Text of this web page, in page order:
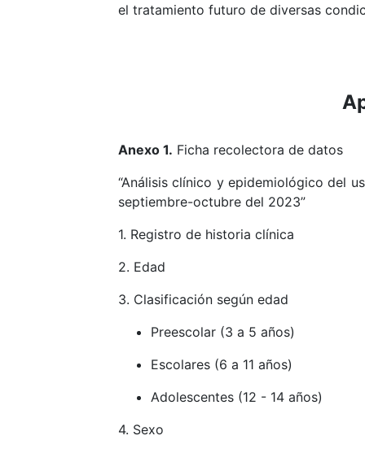
el tratamiento futuro de diversas
Anexo 1. Ficha recolectora de datos
“Análisis clínico y epidemiológico del
septiembre-octubre del 2023”
1. Registro de historia clínica
2. Edad
3. Clasificación según edad
Preescolar (3 a 5 años)
Escolares (6 a 11 años)
Adolescentes (12 - 14 años)
4. Sexo